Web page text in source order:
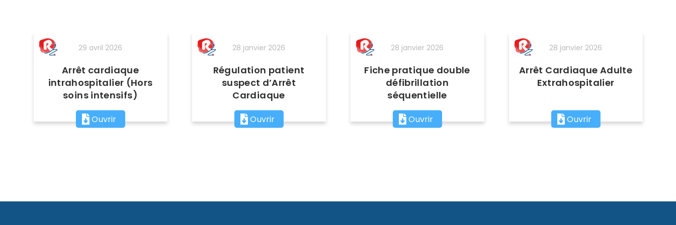
29 avril 2026
Arrêt cardiaque
intrahospitalier (Hors
soins intensifs)
Ouvrir
28 janvier 2026
Régulation patient
suspect d’Arrêt
Cardiaque
Ouvrir
28 janvier 2026
Fiche pratique double
défibrillation
séquentielle
Ouvrir
28 janvier 2026
Arrêt Cardiaque Adulte
Extrahospitalier
Ouvrir